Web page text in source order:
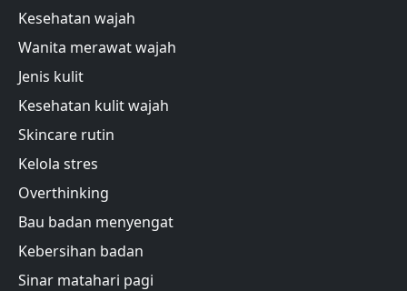
Kesehatan wajah
Wanita merawat wajah
Jenis kulit
Kesehatan kulit wajah
Skincare rutin
Kelola stres
Overthinking
Bau badan menyengat
Kebersihan badan
Sinar matahari pagi